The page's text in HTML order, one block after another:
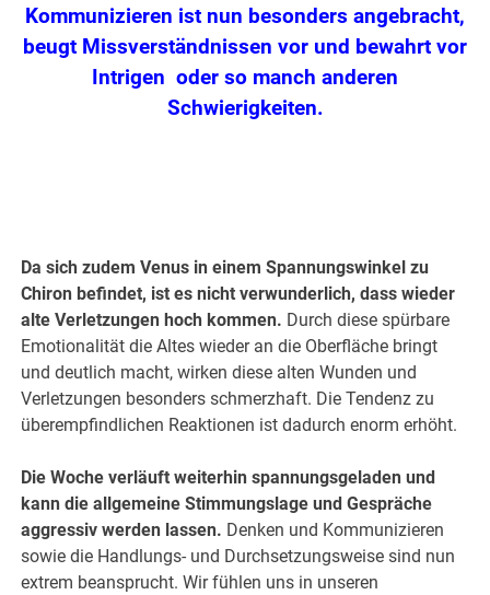
Kommunizieren ist nun besonders angebracht,
beugt Missverständnissen vor und bewahrt vor
Intrigen oder so manch anderen
Schwierigkeiten.
Da sich zudem Venus in einem Spannungswinkel zu
Chiron befindet, ist es nicht verwunderlich, dass wieder
alte Verletzungen hoch kommen. Durch diese spürbare
Emotionalität die Altes wieder an die Oberfläche bringt
und deutlich macht, wirken diese alten Wunden und
Verletzungen besonders schmerzhaft. Die Tendenz zu
überempfindlichen Reaktionen ist dadurch enorm erhöht.
Die Woche verläuft weiterhin spannungsgeladen und
kann die allgemeine Stimmungslage und Gespräche
aggressiv werden lassen. Denken und Kommunizieren
sowie die Handlungs- und Durchsetzungsweise sind nun
extrem beansprucht. Wir fühlen uns in unseren